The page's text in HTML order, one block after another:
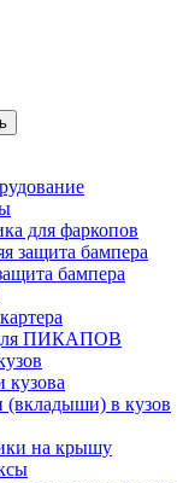
для фаркопов
защита бампера
бампера
ПИКАПОВ
(вкладыши) в кузов
на крышу